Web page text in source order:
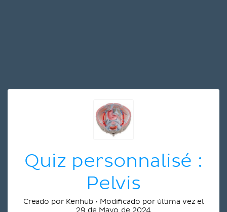
Quiz personnalisé :
Pelvis
Creado por Kenhub • Modificado por última vez el
29 de Mayo de 2024